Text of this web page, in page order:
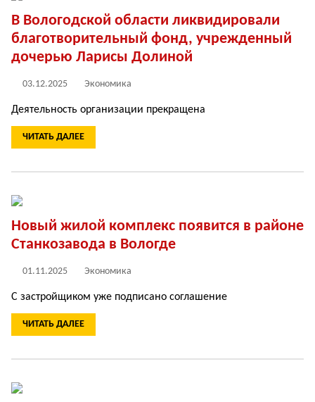
В Вологодской области ликвидировали
благотворительный фонд, учрежденный
дочерью Ларисы Долиной
03.12.2025 Экономика
Деятельность организации прекращена
ЧИТАТЬ ДАЛЕЕ
Новый жилой комплекс появится в районе
Станкозавода в Вологде
01.11.2025 Экономика
С застройщиком уже подписано соглашение
ЧИТАТЬ ДАЛЕЕ